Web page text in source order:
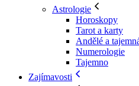
Astrologie
Horoskopy
Tarot a karty
Andělé a
Numerologie
Tajemno
Zajímavosti